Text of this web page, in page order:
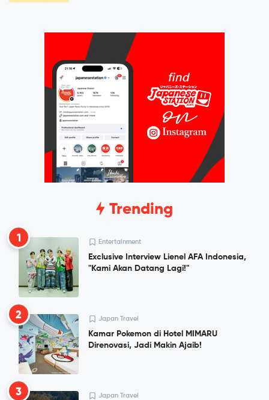
Trending
1 Entertainment
Exclusive Interview Lienel AFA Indonesia,
"Kami Akan Datang Lagi!"
2 Japan Travel
Kamar Pokemon di Hotel MIMARU
Direnovasi, Jadi Makin Ajaib!
3 Japan Travel